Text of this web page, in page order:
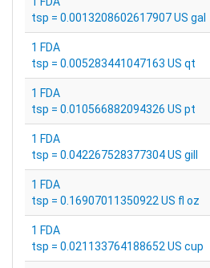
tsp = 0.0013208602617907 US gal
1 FDA
tsp = 0.005283441047163 US qt
1 FDA
tsp = 0.010566882094326 US pt
1 FDA
tsp = 0.042267528377304 US gill
1 FDA
tsp = 0.16907011350922 US fl oz
1 FDA
tsp = 0.021133764188652 US cup